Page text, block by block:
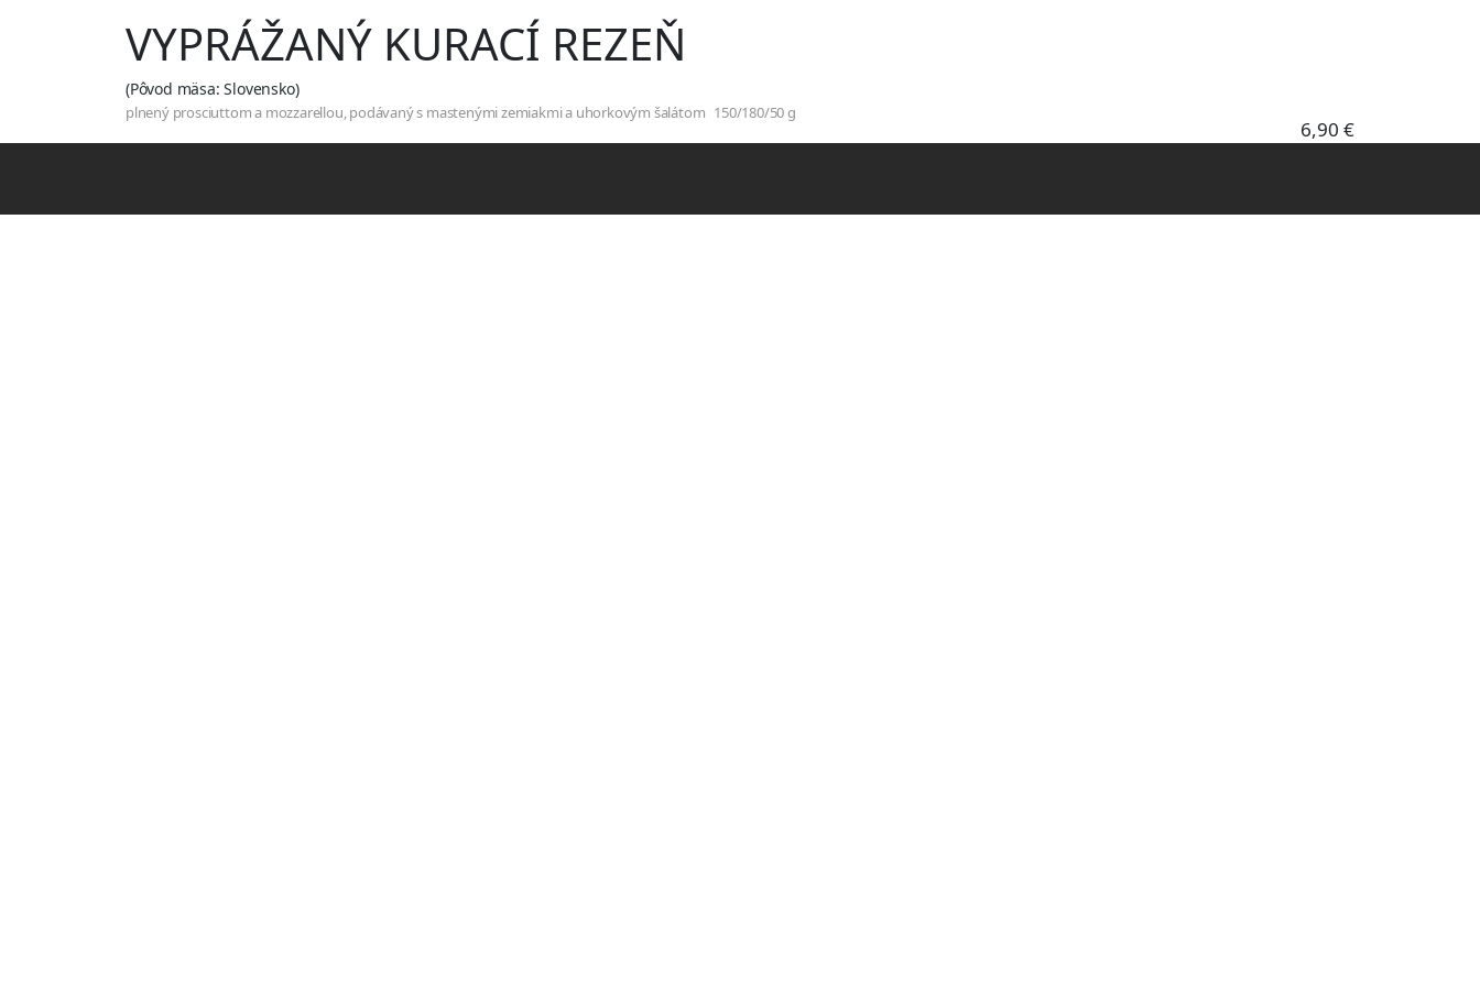
VYPRÁŽANÝ KURACÍ REZEŇ
(Pôvod mäsa: Slovensko)
plnený prosciuttom a mozzarellou, podávaný s mastenými zemiakmi a uhorkovým šalátom 150/180/50 g
6,90 €